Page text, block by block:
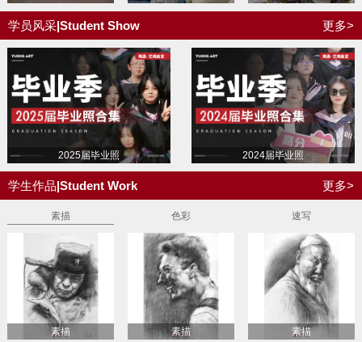
学员风采|Student Show 更多>
2025届毕业照 2024届毕业照
学生作品|Student Work 更多>
素描 色彩 速写
素描 素描 素描